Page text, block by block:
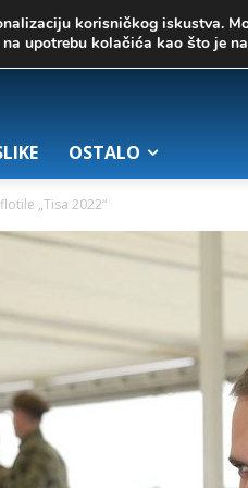
OSTALO
„Tisa 2022“
korisničkog iskustva.
upotrebu kolačića kao što je